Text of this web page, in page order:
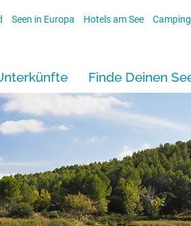
Seen in Europa Hotels am See
Finde Deinen